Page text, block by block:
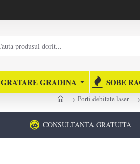
GRATARE GRADINA SOBE
Porti debitate laser
CONSULTANTA GRATUITA